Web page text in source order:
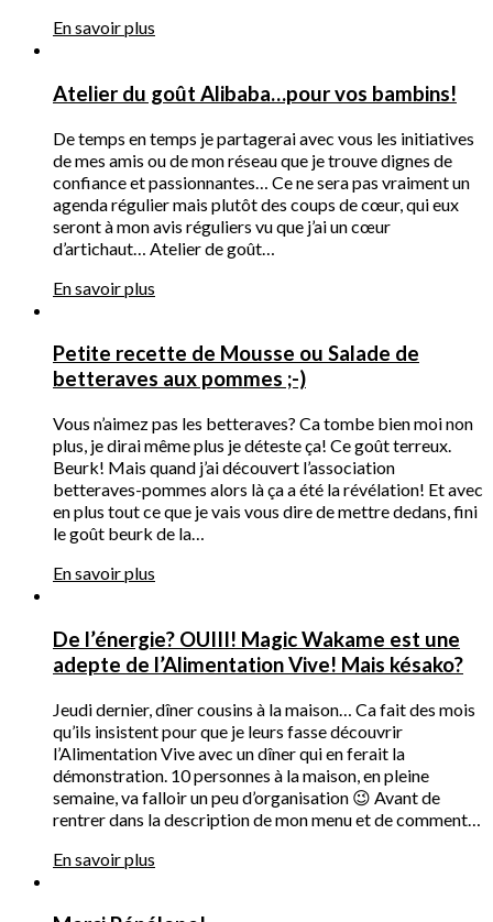
En savoir plus
Atelier du goût Alibaba…pour vos bambins!
De temps en temps je partagerai avec vous les initiatives
de mes amis ou de mon réseau que je trouve dignes de
confiance et passionnantes… Ce ne sera pas vraiment un
agenda régulier mais plutôt des coups de cœur, qui eux
seront à mon avis réguliers vu que j’ai un cœur
d’artichaut… Atelier de goût…
En savoir plus
Petite recette de Mousse ou Salade de
betteraves aux pommes ;-)
Vous n’aimez pas les betteraves? Ca tombe bien moi non
plus, je dirai même plus je déteste ça! Ce goût terreux.
Beurk! Mais quand j’ai découvert l’association
betteraves-pommes alors là ça a été la révélation! Et avec
en plus tout ce que je vais vous dire de mettre dedans, fini
le goût beurk de la…
En savoir plus
De l’énergie? OUIII! Magic Wakame est une
adepte de l’Alimentation Vive! Mais késako?
Jeudi dernier, dîner cousins à la maison… Ca fait des mois
qu’ils insistent pour que je leurs fasse découvrir
l’Alimentation Vive avec un dîner qui en ferait la
démonstration. 10 personnes à la maison, en pleine
semaine, va falloir un peu d’organisation 😉 Avant de
rentrer dans la description de mon menu et de comment…
En savoir plus